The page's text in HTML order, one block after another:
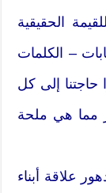
الحقيقية
– الكلمات
حاجتنا إلى كل
مما هي ملحة
علاقة أبناء